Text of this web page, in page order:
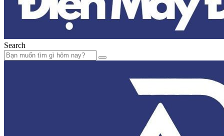
Search